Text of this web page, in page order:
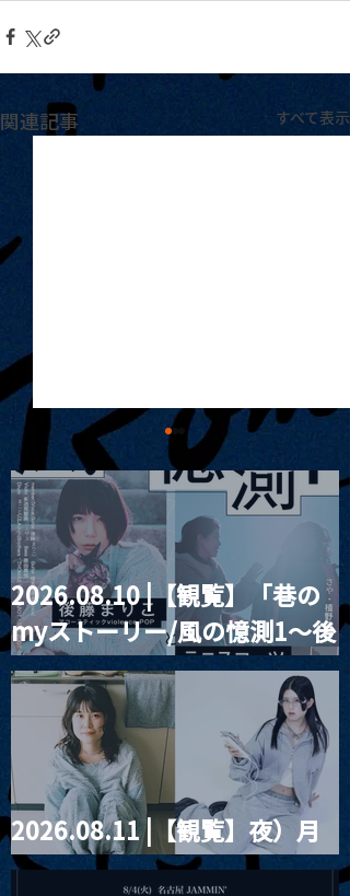
関連記事 すべて表示
MoonRomantic
Channel1周年記念Live
2026.08.10 |【観覧】「巷の
myストーリー/風の憶測1～後
藤まりこアコースティック
violence POPとテニスコー
ツ」
2026.08.11 |【観覧】夜）月
見ル君想フpre. Sugar Shock